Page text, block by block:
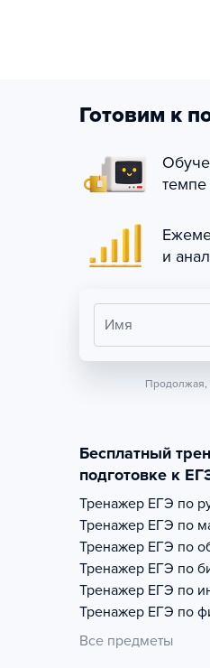
Готовим к
темпе
и
Имя
Продолжая,
Бесплатный
подготовке к
Тренажер ЕГЭ по
Тренажер ЕГЭ по
Тренажер ЕГЭ по
Тренажер ЕГЭ по
Тренажер ЕГЭ по
Тренажер ЕГЭ по
Все предметы